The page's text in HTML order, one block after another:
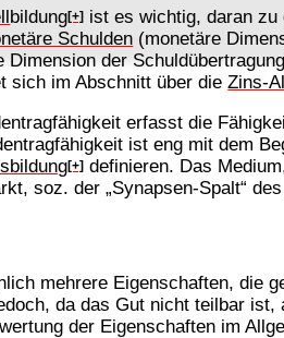
bildung[+] ist es wichtig, daran
Schulden (monetäre
Dimension der
sich im Abschnitt über dieZins-
erfasst die
ist eng mit dem
[+] definieren. Das
soz. der „Synapsen-Spalt“
mehrere Eigenschaften, die
da das Gut nicht teilbar ist,
der Eigenschaften im